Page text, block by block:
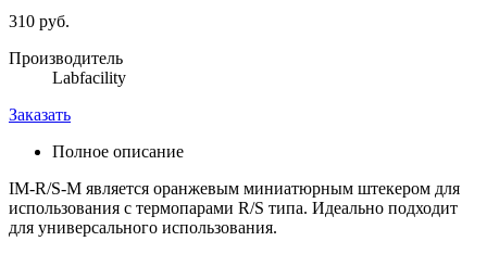
310 руб.
Производитель
Labfacility
Заказать
Полное описание
IM-R/S-M является оранжевым миниатюрным штекером для
использования с термопарами R/S типа. Идеально подходит
для универсального использования.